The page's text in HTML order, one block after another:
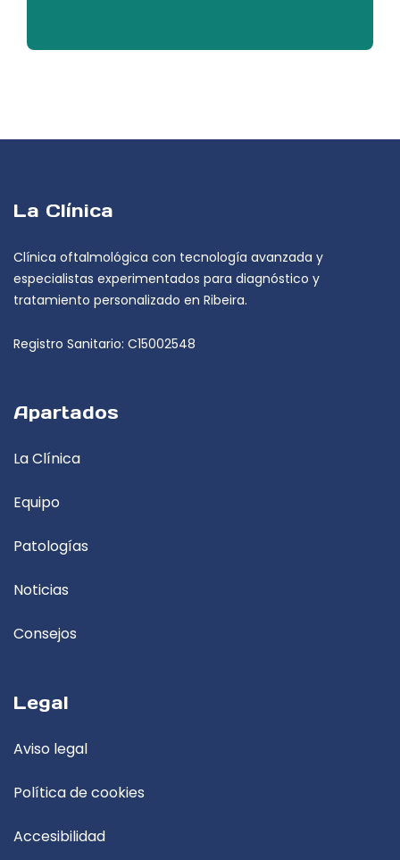
La Clínica
Clínica oftalmológica con tecnología avanzada y
especialistas experimentados para diagnóstico y
tratamiento personalizado en Ribeira.
Registro Sanitario: C15002548
Apartados
La Clínica
Equipo
Patologías
Noticias
Consejos
Legal
Aviso legal
Política de cookies
Accesibilidad